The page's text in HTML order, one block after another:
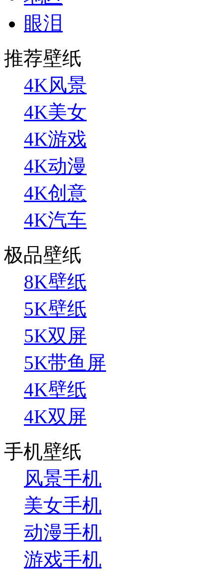
眼泪
推荐壁纸
4K风景
4K美女
4K游戏
4K动漫
4K创意
4K汽车
极品壁纸
8K壁纸
5K壁纸
5K双屏
5K带鱼屏
4K壁纸
4K双屏
手机壁纸
风景手机
美女手机
动漫手机
游戏手机